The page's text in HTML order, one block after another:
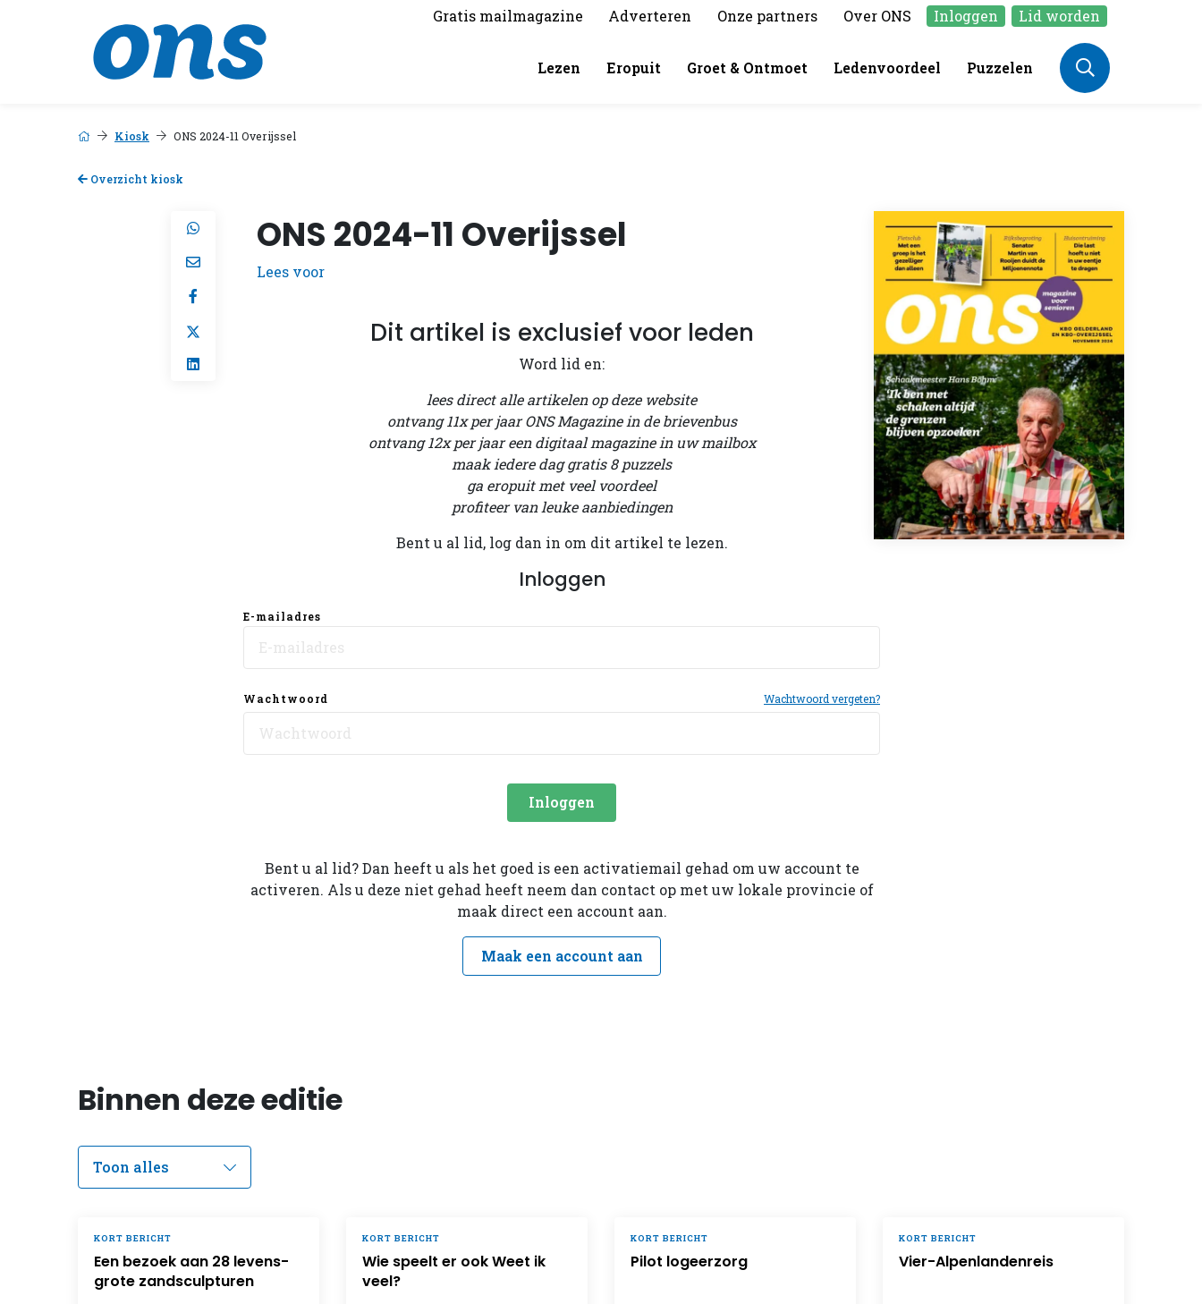
Gratis mailmagazine Adverteren Onze partners Over ONS Inloggen Lid worden
Lezen Eropuit Groet & Ontmoet Ledenvoordeel Puzzelen
Kiosk ONS 2024-11 Overijssel
Overzicht kiosk
ONS 2024-11 Overijssel
Lees voor
Dit artikel is exclusief voor leden
Word lid en:
lees direct alle artikelen op deze website
ontvang 11x per jaar ONS Magazine in de brievenbus
ontvang 12x per jaar een digitaal magazine in uw mailbox
maak iedere dag gratis 8 puzzels
ga eropuit met veel voordeel
profiteer van leuke aanbiedingen
Bent u al lid, log dan in om dit artikel te lezen.
Inloggen
E-mailadres
Wachtwoord Wachtwoord vergeten?
Inloggen
Bent u al lid? Dan heeft u als het goed is een activatiemail gehad om uw account te
activeren. Als u deze niet gehad heeft neem dan contact op met uw lokale provincie of
maak direct een account aan.
Maak een account aan
Binnen deze editie
KORT BERICHT
Een bezoek aan 28 levens­
grote zandsculpturen
KORT BERICHT
Wie speelt er ook Weet ik
veel?
KORT BERICHT
Pilot logeerzorg
KORT BERICHT
Vier-Alpenlandenreis